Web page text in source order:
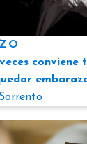
conviene